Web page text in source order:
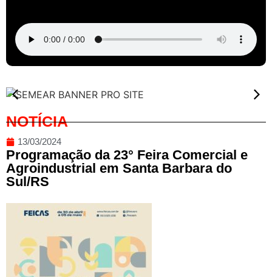
NOTÍCIA
13/03/2024
Programação da 23° Feira Comercial e
Agroindustrial em Santa Barbara do
Sul/RS